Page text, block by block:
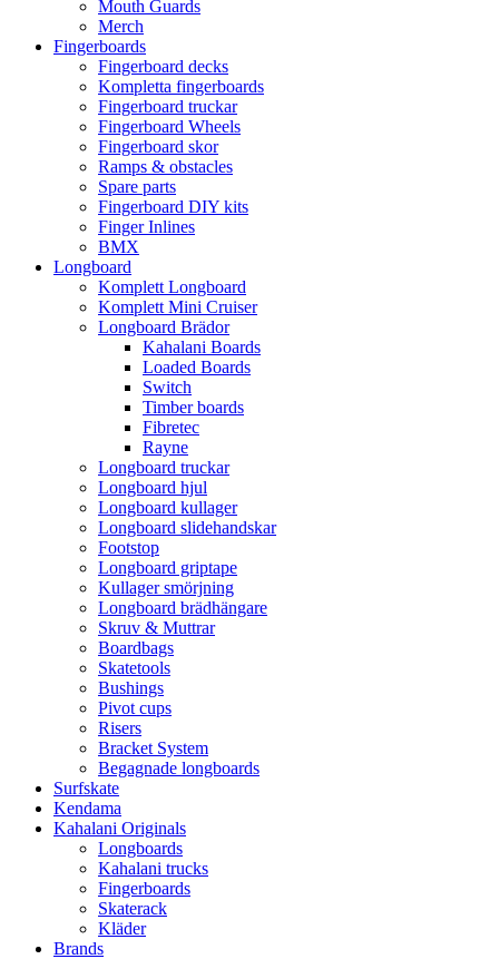
Mouth Guards
Merch
Fingerboards
Fingerboard decks
Kompletta fingerboards
Fingerboard truckar
Fingerboard Wheels
Fingerboard skor
Ramps & obstacles
Spare parts
Fingerboard DIY kits
Finger Inlines
BMX
Longboard
Komplett Longboard
Komplett Mini Cruiser
Longboard Brädor
Kahalani Boards
Loaded Boards
Switch
Timber boards
Fibretec
Rayne
Longboard truckar
Longboard hjul
Longboard kullager
Longboard slidehandskar
Footstop
Longboard griptape
Kullager smörjning
Longboard brädhängare
Skruv & Muttrar
Boardbags
Skatetools
Bushings
Pivot cups
Risers
Bracket System
Begagnade longboards
Surfskate
Kendama
Kahalani Originals
Longboards
Kahalani trucks
Fingerboards
Skaterack
Kläder
Brands